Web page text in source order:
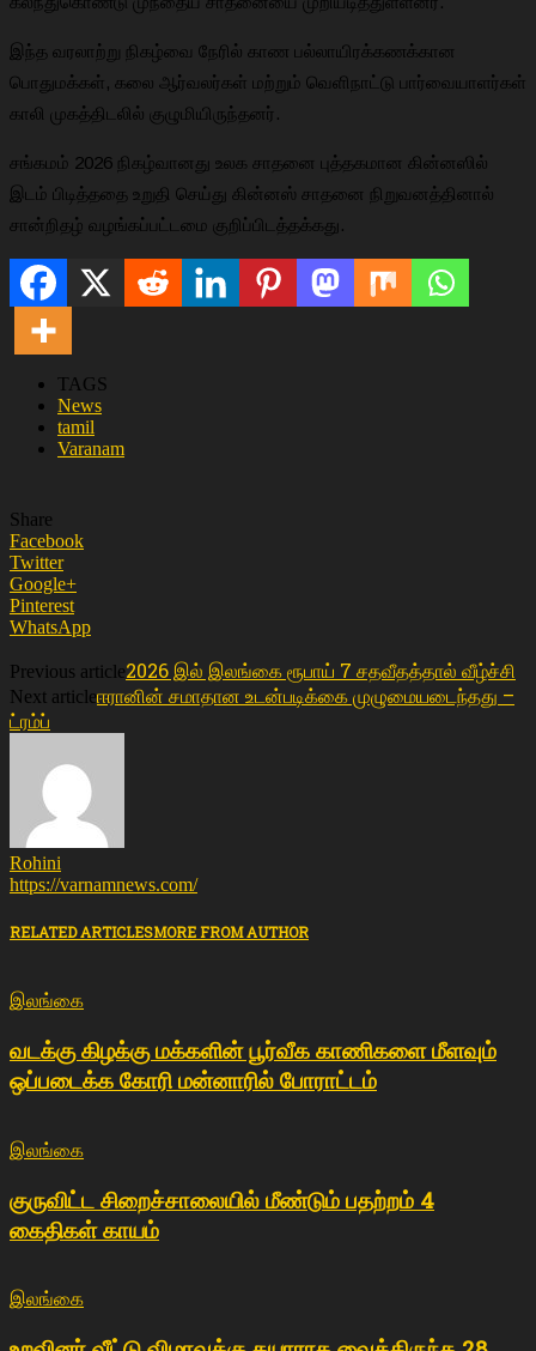
இந்த வரலாற்று நிகழ்வை நேரில் காண பல்லாயிரக்கணக்கான
பொதுமக்கள், கலை ஆர்வலர்கள் மற்றும் வெளிநாட்டு பார்வையாளர்கள்
காலி முகத்திடலில் குழுமியிருந்தனர்.
சங்கமம் 2026 நிகழ்வானது உலக சாதனை புத்தகமான கின்னஸில்
இடம் பிடித்ததை உறுதி செய்து கின்னஸ் சாதனை நிறுவனத்தினால்
சான்றிதழ் வழங்கப்பட்டமை குறிப்பிடத்தக்கது.
TAGS
News
tamil
Varanam
Share
Facebook
Twitter
Google+
Pinterest
WhatsApp
Previous article2026 இல் இலங்கை ரூபாய் 7 சதவீதத்தால் வீழ்ச்சி
Next articleஈரானின் சமாதான உடன்படிக்கை முழுமையடைந்தது –
ட்ரம்ப்
Rohini
https://varnamnews.com/
RELATED ARTICLESMORE FROM AUTHOR
இலங்கை
வடக்கு கிழக்கு மக்களின் பூர்வீக காணிகளை மீளவும்
ஒப்படைக்க கோரி மன்னாரில் போராட்டம்
இலங்கை
குருவிட்ட சிறைச்சாலையில் மீண்டும் பதற்றம் 4
கைதிகள் காயம்
இலங்கை